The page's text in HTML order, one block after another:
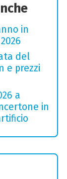
in
del
e prezzi
a
in